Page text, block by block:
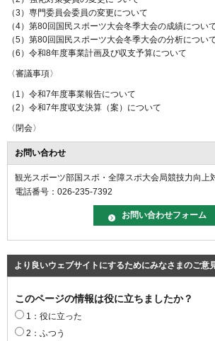
（3）専門委員会委員の変更について
（4）第80回国民スポーツ大会冬季大会の成績につい
（5）第80回国民スポーツ大会冬季大会の分析につい
（6）令和8年度事業計画及び収支予算について
〈審議事項〉
（1）令和7年度事業報告について
（2）令和7年度収支決算（案）について
〈閉会〉
お問い合わせ
観光スポーツ部国スポ・全障スポ大会局競技力向上
電話番号：026-235-7392
より良いウェブサイトにするためにみなさまのご意
このページの情報は役に立ちましたか？
1：役に立った
2：ふつう